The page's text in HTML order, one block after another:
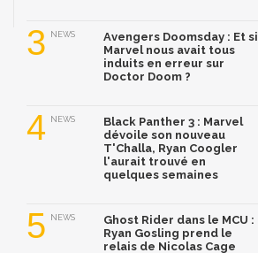
3 NEWS
Avengers Doomsday : Et si
Marvel nous avait tous
induits en erreur sur
Doctor Doom ?
4 NEWS
Black Panther 3 : Marvel
dévoile son nouveau
T'Challa, Ryan Coogler
l'aurait trouvé en
quelques semaines
5 NEWS
Ghost Rider dans le MCU :
Ryan Gosling prend le
relais de Nicolas Cage